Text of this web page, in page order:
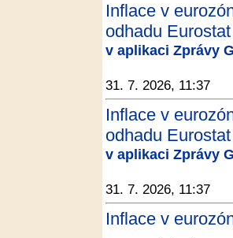
Inflace v
odhadu
v aplikaci Zprávy
31. 7. 2026, 11:37
Inflace v
odhadu
v aplikaci Zprávy
31. 7. 2026, 11:37
Inflace v